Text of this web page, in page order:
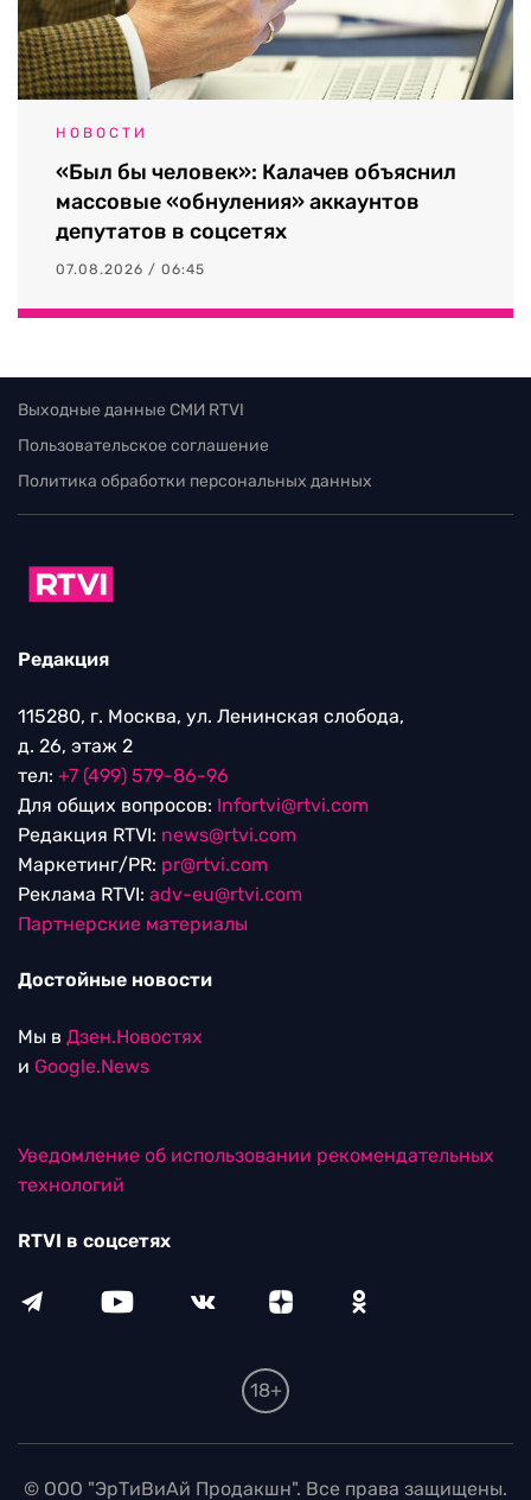
НОВОСТИ
«Был бы человек»: Калачев объяснил
массовые «обнуления» аккаунтов
депутатов в соцсетях
07.08.2026 / 06:45
Выходные данные СМИ RTVI
Пользовательское соглашение
Политика обработки персональных данных
Редакция
115280, г. Москва, ул. Ленинская слобода,
д. 26, этаж 2
тел: +7 (499) 579-86-96
Для общих вопросов: Infortvi@rtvi.com
Редакция RTVI: news@rtvi.com
Маркетинг/PR: pr@rtvi.com
Реклама RTVI: adv-eu@rtvi.com
Партнерские материалы
Достойные новости
Мы в Дзен.Новостях
и Google.News
Уведомление об использовании рекомендательных
технологий
RTVI в соцсетях
18+
© ООО "ЭрТиВиАй Продакшн". Все права защищены.